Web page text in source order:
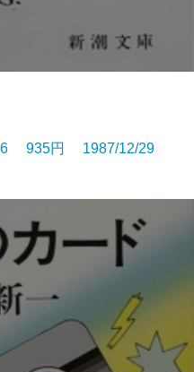
6 935円 1987/12/29